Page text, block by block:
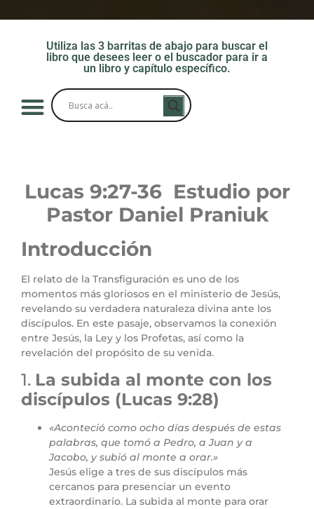
Utiliza las 3 barritas de abajo para buscar el
libro que desees leer o el buscador para ir a
un libro y capítulo específico.
Lucas 9:27-36 Estudio por
Pastor Daniel Praniuk
Introducción
El relato de la Transfiguración es uno de los
momentos más gloriosos en el ministerio de Jesús,
revelando su verdadera naturaleza divina ante los
discípulos. En este pasaje, observamos la conexión
entre Jesús, la Ley y los Profetas, así como la
revelación del propósito de su venida.
1. La subida al monte con los
discípulos (Lucas 9:28)
«Aconteció como ocho días después de estas
palabras, que tomó a Pedro, a Juan y a
Jacobo, y subió al monte a orar.»
Jesús elige a tres de sus discípulos más
cercanos para presenciar un evento
extraordinario. La subida al monte para orar